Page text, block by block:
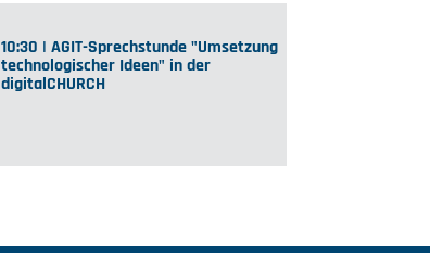
10:30 | AGIT-Sprechstunde "Umsetzung
technologischer Ideen" in der
digitalCHURCH